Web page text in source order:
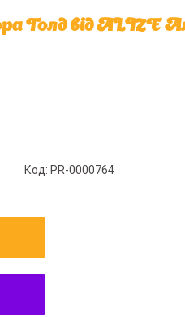
Голд від ALIZE
Код: PR-0000764